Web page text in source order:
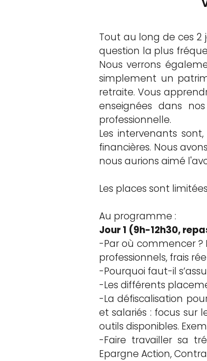
Tout au long de ces 2
question la plus
Nous verrons
simplement un
retraite. Vous
enseignées dans
professionnelle.
Les intervenants
financières. Nous
nous aurions aimé
Les places sont
Au programme :
Jour 1 (9h-12h30,
-Par où commencer ?
professionnels, frais
-Pourquoi faut-il
-Les différents
-La défiscalisation
et salariés : focus sur
outils disponibles.
-Faire travailler sa
Epargne Action,